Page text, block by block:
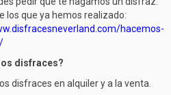
los que ya hemos realizado:
hacemos-
disfraces?
disfraces en alquiler y a la venta.